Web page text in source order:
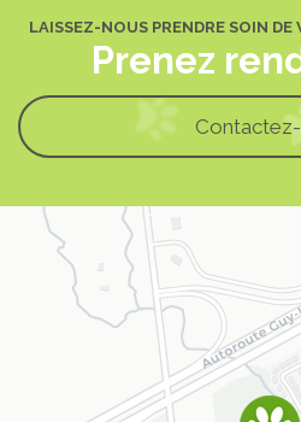
LAISSEZ-NOUS PRENDRE SOIN
Prenez